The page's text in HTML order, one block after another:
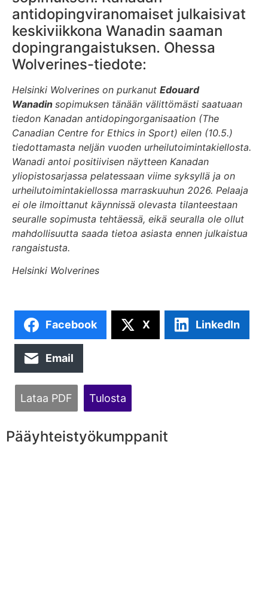
antidopingviranomaiset julkaisivat
keskiviikkona Wanadin saaman
dopingrangaistuksen. Ohessa
Wolverines-tiedote:
Helsinki Wolverines on purkanut Edouard
Wanadin sopimuksen tänään välittömästi saatuaan
tiedon Kanadan antidopingorganisaation (The
Canadian Centre for Ethics in Sport) eilen (10.5.)
tiedottamasta neljän vuoden urheilutoimintakiellosta.
Wanadi antoi positiivisen näytteen Kanadan
yliopistosarjassa pelatessaan viime syksyllä ja on
urheilutoimintakiellossa marraskuuhun 2026. Pelaaja
ei ole ilmoittanut käynnissä olevasta tilanteestaan
seuralle sopimusta tehtäessä, eikä seuralla ole ollut
mahdollisuutta saada tietoa asiasta ennen julkaistua
rangaistusta.
Helsinki Wolverines
Facebook X LinkedIn
Email
Lataa PDF Tulosta
Pääyhteistyökumppanit